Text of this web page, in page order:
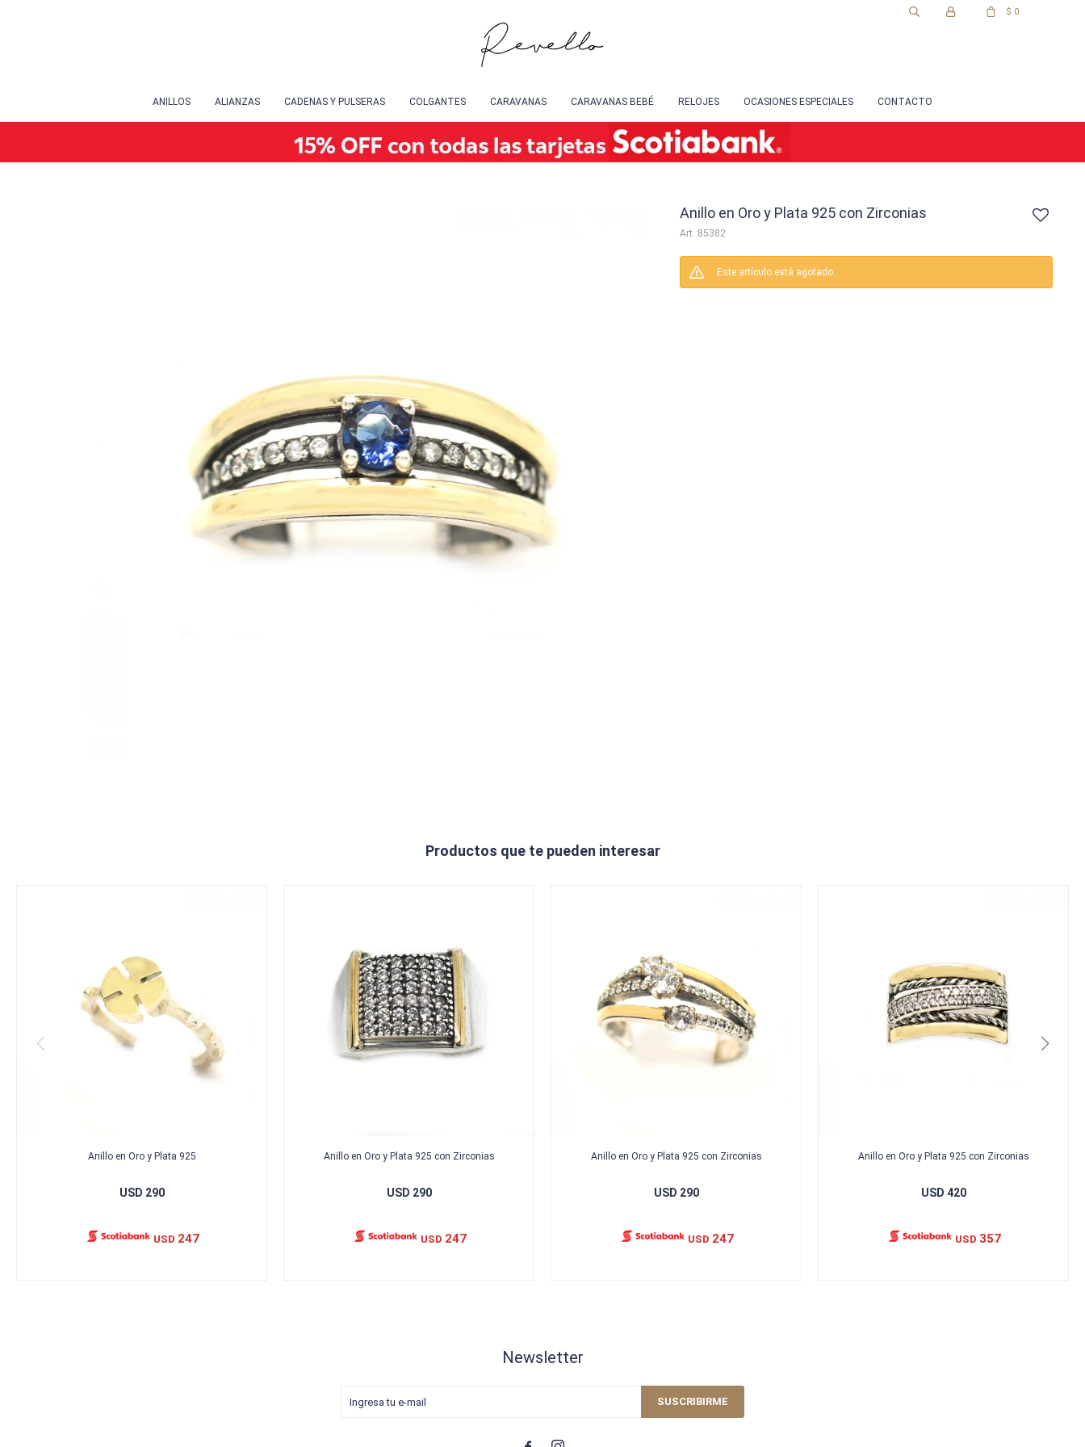
ANILLOS ALIANZAS CADENAS Y PULSERAS COLGANTES CARAVANAS CARAVANAS BEBÉ RELOJES OCASIONES ESPECIALES CONTACTO
$ 0
Anillo en Oro y Plata 925 con Zirconias
85382
Este artículo está agotado.
Productos que te pueden interesar
Anillo en Oro y Plata 925
USD 290
USD 247
Anillo en Oro y Plata 925 con Zirconias
USD 290
USD 247
Anillo en Oro y Plata 925 con Zirconias
USD 290
USD 247
Anillo en Oro y Plata 925 con Zirconias
USD 420
USD 357
Newsletter
SUSCRIBIRME